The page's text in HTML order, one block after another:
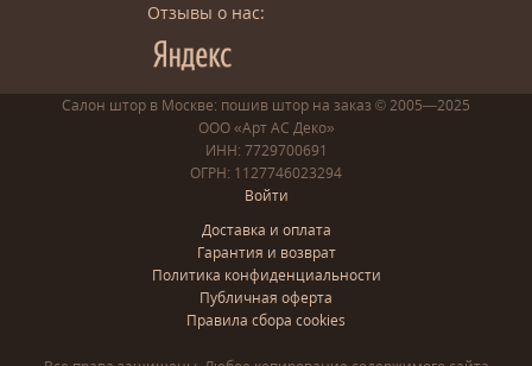
Отзывы о нас:
Салон штор в Москве: пошив штор на заказ © 2005—2025
ООО «Арт АС Деко»
ИНН: 7729700691
ОГРН: 1127746023294
Войти
Доставка и оплата
Гарантия и возврат
Политика конфиденциальности
Публичная оферта
Правила сбора cookies